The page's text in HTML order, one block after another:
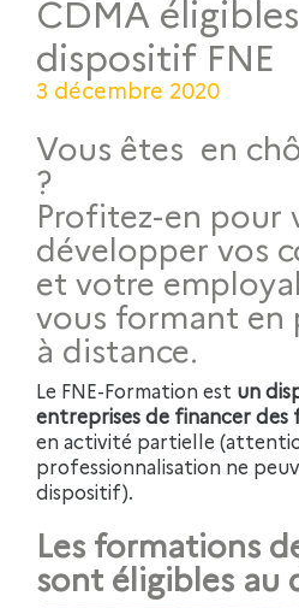
CDMA
dispositif FNE
3 décembre 2020
Vous êtes en
?
Profitez-en pour
développer vos
et votre
vous formant en
à distance.
Le FNE-Formation est un
entreprises de financer des
en activité partielle
professionnalisation ne
dispositif).
Les formations
sont éligibles au